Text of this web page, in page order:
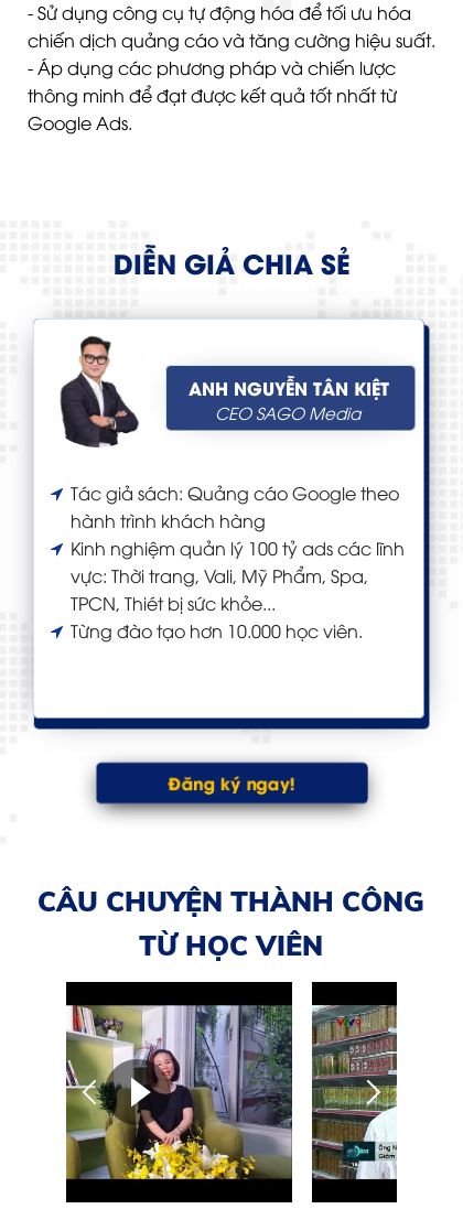
- Sử dụng công cụ tự động hóa để tối ưu hóa
chiến dịch quảng cáo và tăng cường hiệu suất.
- Áp dụng các phương pháp và chiến lược
thông minh để đạt được kết quả tốt nhất từ
Google Ads.
DIỄN GIẢ CHIA SẺ
Tác giả sách: Quảng cáo Google theo
hành trình khách hàng
Kinh nghiệm quản lý 100 tỷ ads các lĩnh
vực: Thời trang, Vali, Mỹ Phẩm, Spa,
TPCN, Thiét bị sức khỏe...
Từng đào tạo hơn 10.000 học viên.
ANH NGUYỄN TÂN KIỆT
CEO SAGO Media
Đăng ký ngay!
CÂU CHUYỆN THÀNH CÔNG
TỪ HỌC VIÊN